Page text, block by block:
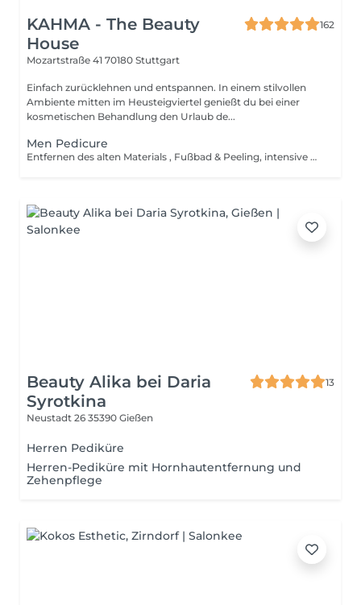
KAHMA - The Beauty
House
162
Mozartstraße 41 70180 Stuttgart
Einfach zurücklehnen und entspannen. In einem stilvollen
Ambiente mitten im Heusteigviertel genießt du bei einer
kosmetischen Behandlung den Urlaub de...
Men Pedicure
Entfernen des alten Materials , Fußbad & Peeling, intensive & gründliche Behandlung der Haut an Füßen und Zehen, entfernen verhornter Stellen, biosculpture Pflegebase, Pflege der Nagelhaut (Öl & Creme) Add-on Empfehlung: Paraffin-Bad für extra weiche Füße einfach dazubuchen
Beauty Alika bei Daria
Syrotkina
13
Neustadt 26 35390 Gießen
Herren Pediküre
Herren-Pediküre mit Hornhautentfernung und
Zehenpflege